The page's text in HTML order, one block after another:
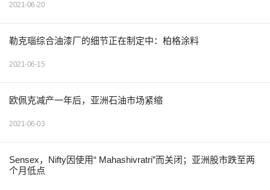
2021-06-20
勒克瑙综合油漆厂的细节正在制定中：柏格涂料
2021-06-15
欧佩克减产一年后，亚洲石油市场紧缩
2021-06-03
Sensex，Nifty因使用“ Mahashivratri”而关闭；亚洲股市跌至两
个月低点